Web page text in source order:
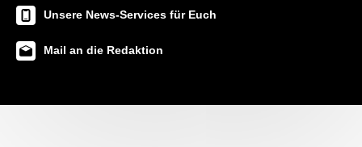
Unsere News-Services für Euch
Mail an die Redaktion